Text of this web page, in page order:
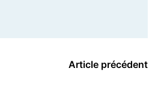
Article précédent